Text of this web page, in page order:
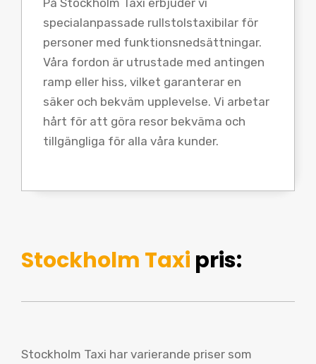
På Stockholm Taxi erbjuder vi
specialanpassade rullstolstaxibilar för
personer med funktionsnedsättningar.
Våra fordon är utrustade med antingen
ramp eller hiss, vilket garanterar en
säker och bekväm upplevelse. Vi arbetar
hårt för att göra resor bekväma och
tillgängliga för alla våra kunder.
Stockholm Taxi pris:
Stockholm Taxi har varierande priser som